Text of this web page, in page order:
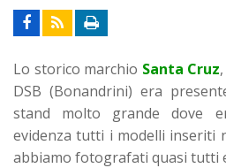
Lo storico marchio Santa Cruz
DSB (Bonandrini) era
stand molto grande dove
evidenza tutti i modelli inseriti
abbiamo fotografati quasi tutti